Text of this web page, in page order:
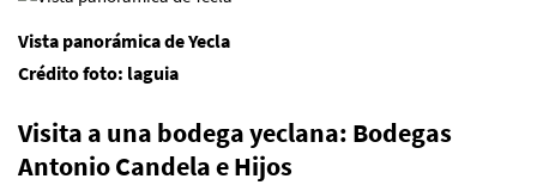
Vista panorámica de Yecla
Crédito foto: laguia
Visita a una bodega yeclana: Bodegas
Antonio Candela e Hijos